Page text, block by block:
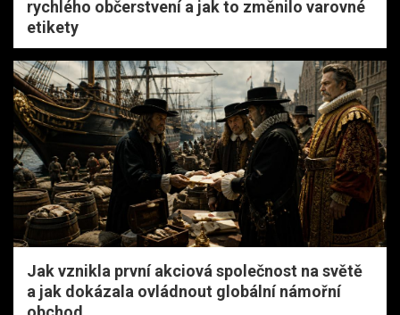
rychlého občerstvení a jak to změnilo varovné
etikety
Jak vznikla první akciová společnost na světě
a jak dokázala ovládnout globální námořní